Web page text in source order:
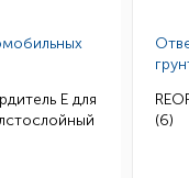
E для
(6)